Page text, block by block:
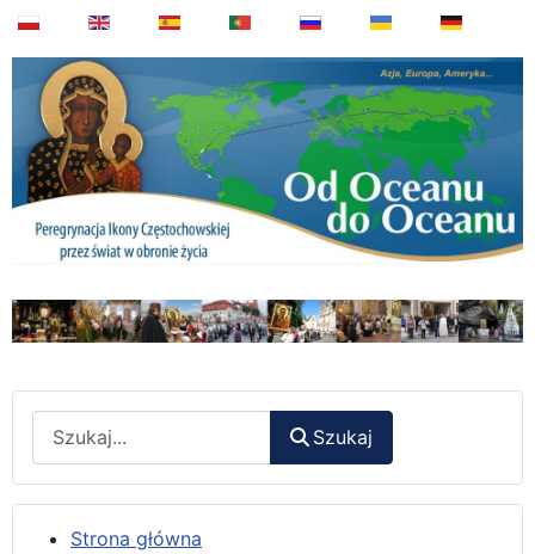
Szukaj
Strona główna